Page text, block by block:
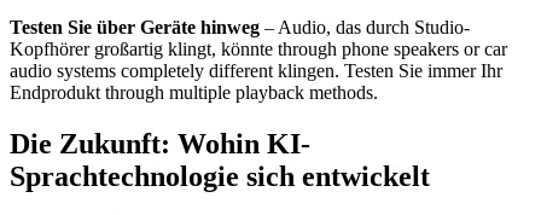
Testen Sie über Geräte hinweg – Audio, das durch Studio-
Kopfhörer großartig klingt, könnte through phone speakers or car
audio systems completely different klingen. Testen Sie immer Ihr
Endprodukt through multiple playback methods.
Die Zukunft: Wohin KI-
Sprachtechnologie sich entwickelt